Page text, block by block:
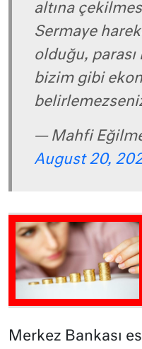
altına
Sermaye
olduğu,
bizim gibi
— Mahfi
August 20,
Merkez Bankası